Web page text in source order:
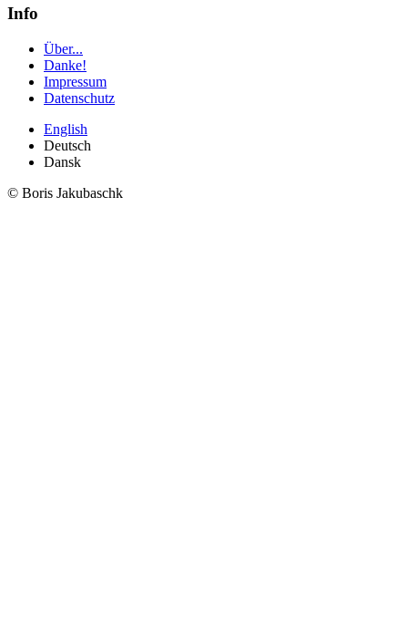
Info
Über...
Danke!
Impressum
Datenschutz
English
Deutsch
Dansk
© Boris Jakubaschk